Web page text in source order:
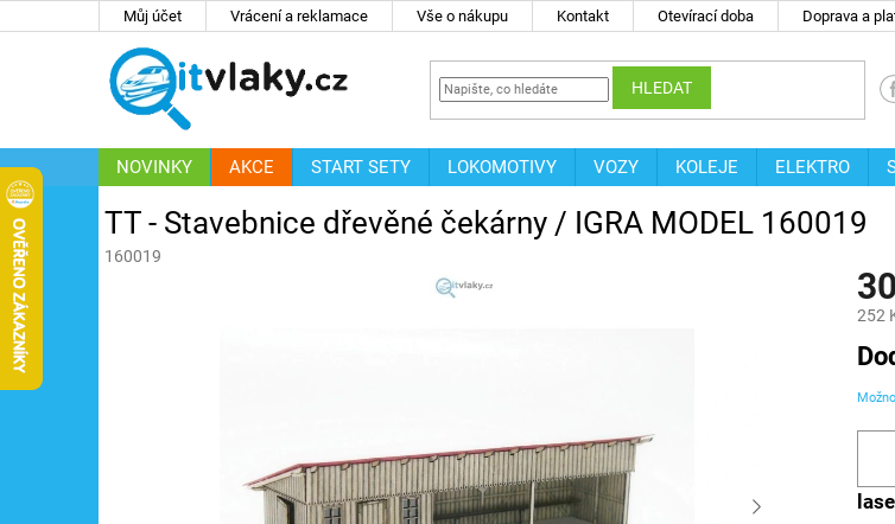
Můj účet Vrácení a reklamace Vše o nákupu Kontakt Otevírací doba Doprava a
HLEDAT
NOVINKY AKCE START SETY LOKOMOTIVY VOZY KOLEJE ELEKTRO
TT - Stavebnice dřevěné čekárny / IGRA MODEL 160019
160019
252
Měrná
cena: